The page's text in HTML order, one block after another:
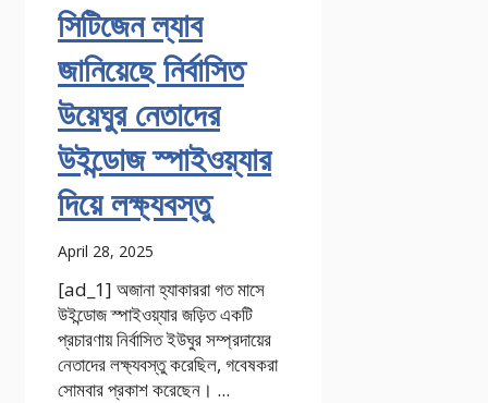
সিটিজেন ল্যাব
জানিয়েছে নির্বাসিত
উয়েঘুর নেতাদের
উইন্ডোজ স্পাইওয়্যার
দিয়ে লক্ষ্যবস্তু
April 28, 2025
[ad_1] অজানা হ্যাকাররা গত মাসে
উইন্ডোজ স্পাইওয়্যার জড়িত একটি
প্রচারণায় নির্বাসিত ইউঘুর সম্প্রদায়ের
নেতাদের লক্ষ্যবস্তু করেছিল, গবেষকরা
সোমবার প্রকাশ করেছেন। ...